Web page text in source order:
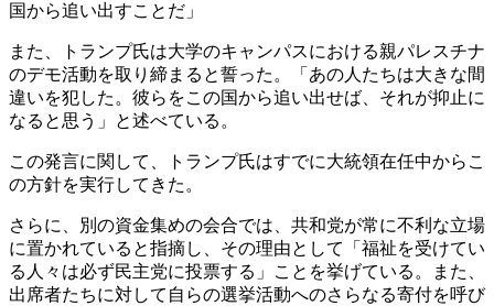
国から追い出すことだ」
また、トランプ氏は大学のキャンパスにおける親パレスチナ
のデモ活動を取り締まると誓った。「あの人たちは大きな間
違いを犯した。彼らをこの国から追い出せば、それが抑止に
なると思う」と述べている。
この発言に関して、トランプ氏はすでに大統領在任中からこ
の方針を実行してきた。
さらに、別の資金集めの会合では、共和党が常に不利な立場
に置かれていると指摘し、その理由として「福祉を受けてい
る人々は必ず民主党に投票する」ことを挙げている。また、
出席者たちに対して自らの選挙活動へのさらなる寄付を呼び